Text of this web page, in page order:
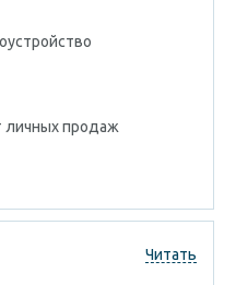
личных продаж
Читать